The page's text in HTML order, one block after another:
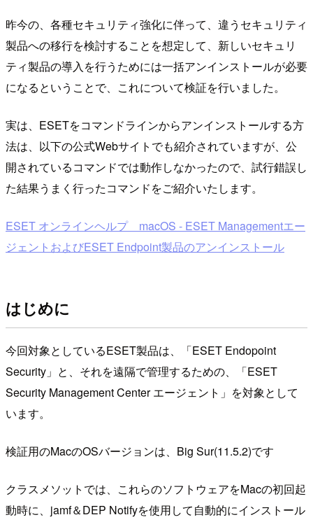
昨今の、各種セキュリティ強化に伴って、違うセキュリティ
製品への移行を検討することを想定して、新しいセキュリ
ティ製品の導入を行うためには一括アンインストールが必要
になるということで、これについて検証を行いました。
実は、ESETをコマンドラインからアンインストールする方
法は、以下の公式Webサイトでも紹介されていますが、公
開されているコマンドでは動作しなかったので、試行錯誤し
た結果うまく行ったコマンドをご紹介いたします。
ESET オンラインヘルプ macOS - ESET Managementエー
ジェントおよびESET Endpoint製品のアンインストール
はじめに
今回対象としているESET製品は、「ESET Endopoint
Security」と、それを遠隔で管理するための、「ESET
Security Management Center エージェント」を対象として
います。
検証用のMacのOSバージョンは、Big Sur(11.5.2)です
クラスメソットでは、これらのソフトウェアをMacの初回起
動時に、jamf＆DEP Notifyを使用して自動的にインストール